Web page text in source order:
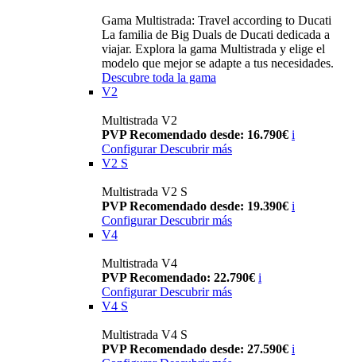
Gama Multistrada: Travel according to Ducati
La familia de Big Duals de Ducati dedicada a
viajar. Explora la gama Multistrada y elige el
modelo que mejor se adapte a tus necesidades.
Descubre toda la gama
V2
Multistrada V2
PVP Recomendado desde: 16.790€ i
Configurar Descubrir más
V2 S
Multistrada V2 S
PVP Recomendado desde: 19.390€ i
Configurar Descubrir más
V4
Multistrada V4
PVP Recomendado: 22.790€ i
Configurar Descubrir más
V4 S
Multistrada V4 S
PVP Recomendado desde: 27.590€ i